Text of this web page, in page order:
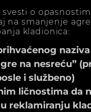
svesti o
na smanjenje
kladionica:
naziva
na nesreću”
i službeno)
ličnostima da
reklamiranju